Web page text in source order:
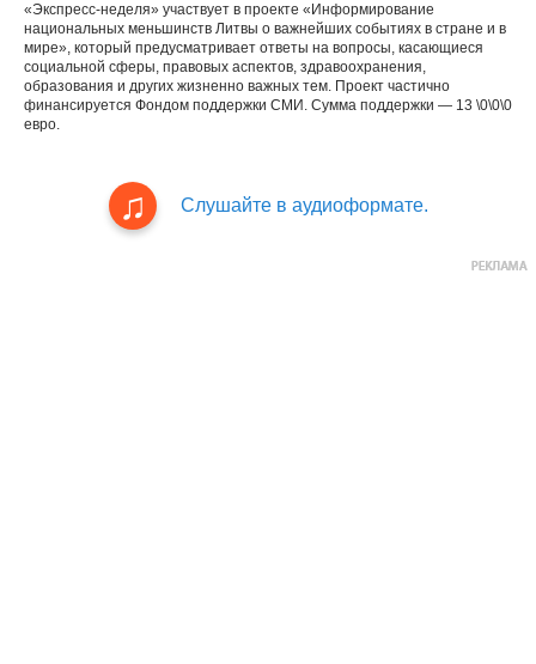
«Экспресс-неделя» участвует в проекте «Информирование
национальных меньшинств Литвы о важнейших событиях в стране и в
мире», который предусматривает ответы на вопросы, касающиеся
социальной сферы, правовых аспектов, здравоохранения,
образования и других жизненно важных тем. Проект частично
финансируется Фондом поддержки СМИ. Сумма поддержки — 13 \0\0\0
евро.
Слушайте в аудиоформате.